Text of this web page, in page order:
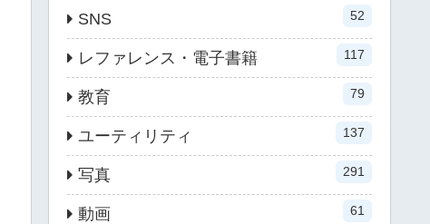
SNS 52
レファレンス・電子書籍 117
教育 79
ユーティリティ 137
写真 291
動画 61